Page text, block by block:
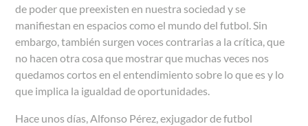
de poder que preexisten en nuestra sociedad y se
manifiestan en espacios como el mundo del futbol. Sin
embargo, también surgen voces contrarias a la crítica, que
no hacen otra cosa que mostrar que muchas veces nos
quedamos cortos en el entendimiento sobre lo que es y lo
que implica la igualdad de oportunidades.
Hace unos días, Alfonso Pérez, exjugador de futbol